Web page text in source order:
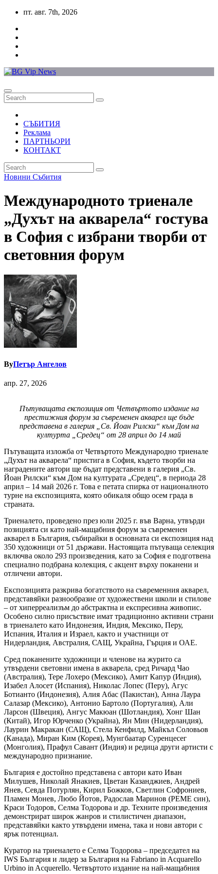
Skip
content
пт. авг. 7th, 2026
СЪБИТИЯ
Реклама
ПАРТНЬОРИ
КОНТАКТ
Новини Събития
Международното триенале
„Духът на акварела“ гостува
в София с избрани творби от
световния форум
ByПетър Ангелов
апр. 27, 2026
Пътуващата експозиция от Четвъртото издание на
престижния форум за съвременен акварел ще бъде
представена в галерия „Св. Йоан Рилски“ към Дом на
културта „Средец“ от 28 април до 14 май
Пътуващата изложба от Четвъртото Международно триенале
„Духът на акварела“ пристига в София, където творби на
наградените автори ще бъдат представени в галерия „Св.
Йоан Рилски“ към Дом на културата „Средец“, в периода 28
април – 14 май 2026 г. Това е петата спирка от националното
турне на експозицията, която обикаля общо осем града в
страната.
Триеналето, проведено през юли 2025 г. във Варна, утвърди
позицията си като най-мащабния форум за съвременен
акварел в България, събирайки в основната си експозиция над
350 художници от 51 държави. Настоящата пътуваща селекция
включва около 293 произведения, като за София е подготвена
специално подбрана колекция, с акцент върху поканени и
отличени автори.
Експозицията разкрива богатството на съвременния акварел,
представяйки разнообразие от художествени школи и стилове
– от хиперреализъм до абстрактна и експресивна живопис.
Особено силно присъствие имат традиционно активни страни
в триеналето като Индонезия, Индия, Мексико, Перу,
Испания, Италия и Израел, както и участници от
Нидерландия, Австралия, САЩ, Украйна, Гърция и ОАЕ.
Сред поканените художници и членове на журито са
утвърдени световни имена в акварела, сред Ричард Чао
(Австралия), Тере Лохеро (Мексико), Амит Капур (Индия),
Изабел Алосет (Испания), Николас Лопес (Перу), Агус
Ботианто (Индонезия), Алия Aбас (Пакистан), Анна Лаура
Салазар (Мексико), Антонио Бартоло (Португалия), Али
Ларсон (Швеция), Ангус Макюан (Шотландия), Хонг Шан
(Китай), Игор Юрченко (Украйна), Ян Мин (Нидерландия),
Лаурин Макракан (САЩ), Стела Кенфилд, Майкъл Соловьов
(Канада), Миран Ким (Корея), Мунгбаатар Суренцесег
(Монголия), Прафул Савант (Индия) и редица други артисти с
международно признание.
България е достойно представена с автори като Иван
Милушев, Николай Янакиев, Цветан Казанджиев, Андрей
Янев, Севда Потурлян, Кирил Божков, Светлин Софрониев,
Пламен Монев, Любо Йотов, Радослав Маринов (РЕМЕ син),
Краси Тодоров, Селма Тодорова и др. Техните произведения
демонстрират широк жанров и стилистичен диапазон,
представяйки както утвърдени имена, така и нови автори с
ярък потенциал.
Куратор на триеналето е Селма Тодорова – председател на
IWS България и лидер за България на Fabriano in Acquarello
Urbino in Acquerello. Четвъртото издание на най-мащабния